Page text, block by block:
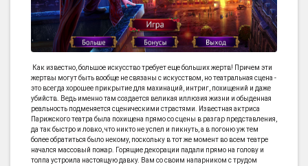
СТРЕЛЯЛКИ
КВЕСТ
КАК СКАЧАТЬ
НОВОСТИ
Как известно, большое искусство требует еще больших жертв! Причем эти
жертвы могут быть вообще не связаны с искусством, но театральная сцена -
это всегда хорошее прикрытие для махинаций, интриг, похищений и даже
убийств. Ведь именно там создается великая иллюзия жизни и обыденная
реальность подменяется сценическими страстями. Известная актриса
Парижского театра была похищена прямо со сцены в разгар представления,
да так быстро и ловко, что никто не успел и пикнуть, а в погоню уж тем
более обратиться было некому, поскольку в тот же момент во всем театре
начался массовый пожар. Горящие декорации падали прямо на голову и
толпа устроила настоящую давку. Вам со своим напарником с трудом